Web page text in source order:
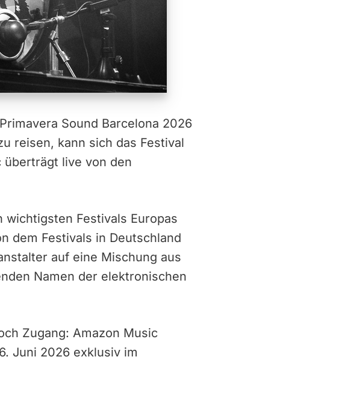
Sound Barcelona 2026
reisen, kann sich das Festival
überträgt live von den
wichtigsten Festivals Europas
dem Festivals in Deutschland
auf eine Mischung aus
Namen der elektronischen
Zugang: Amazon Music
Juni 2026 exklusiv im